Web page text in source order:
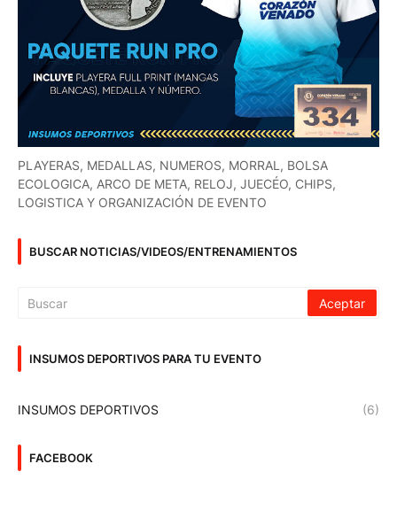
PLAYERAS, MEDALLAS, NUMEROS, MORRAL, BOLSA
ECOLOGICA, ARCO DE META, RELOJ, JUECÉO, CHIPS,
LOGISTICA Y ORGANIZACIÓN DE EVENTO
BUSCAR NOTICIAS/VIDEOS/ENTRENAMIENTOS
INSUMOS DEPORTIVOS PARA TU EVENTO
INSUMOS DEPORTIVOS (6)
FACEBOOK